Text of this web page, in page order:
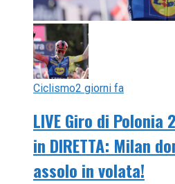
Ciclismo2 giorni fa
LIVE Giro di
in DIRETTA: Milan
assolo in volata!